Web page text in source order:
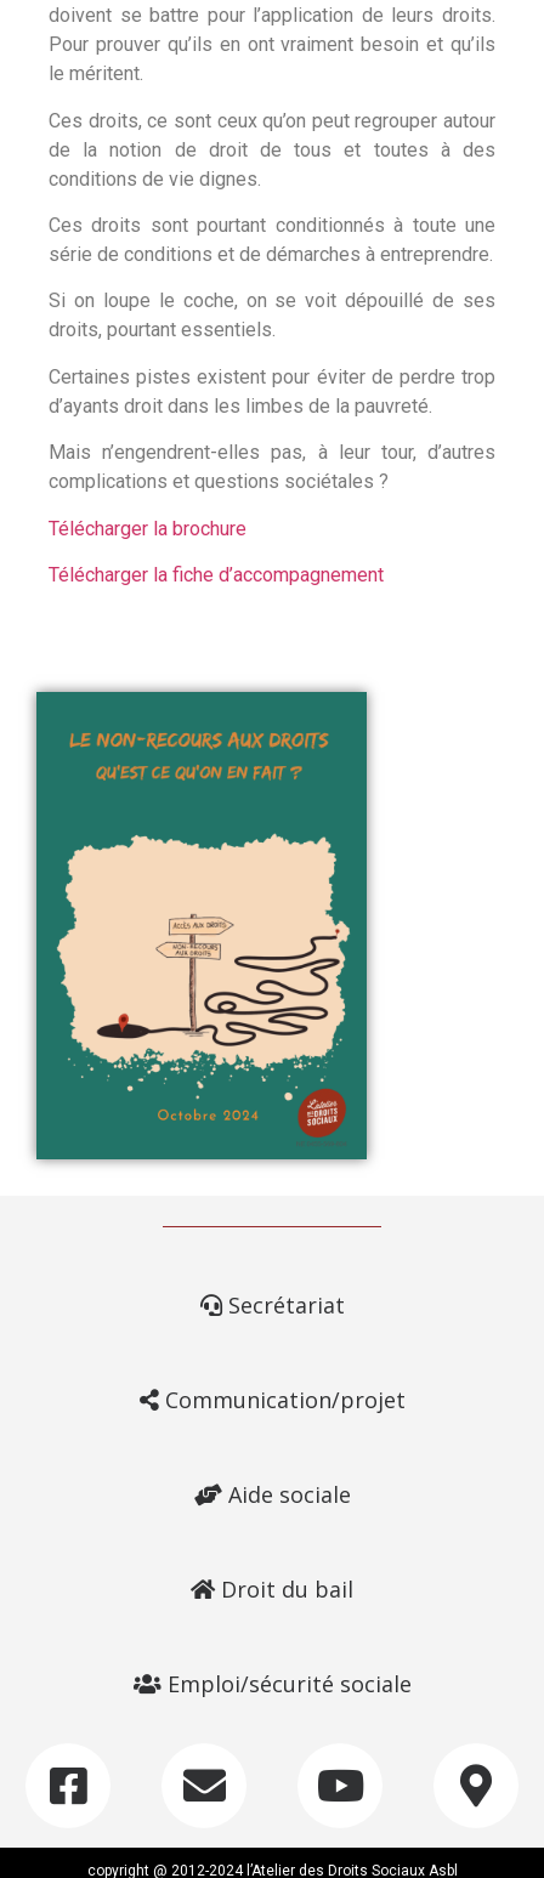
doivent se battre pour l’application de leurs droits.
Pour prouver qu’ils en ont vraiment besoin et qu’ils
le méritent.
Ces droits, ce sont ceux qu’on peut regrouper autour
de la notion de droit de tous et toutes à des
conditions de vie dignes.
Ces droits sont pourtant conditionnés à toute une
série de conditions et de démarches à entreprendre.
Si on loupe le coche, on se voit dépouillé de ses
droits, pourtant essentiels.
Certaines pistes existent pour éviter de perdre trop
d’ayants droit dans les limbes de la pauvreté.
Mais n’engendrent-elles pas, à leur tour, d’autres
complications et questions sociétales ?
Télécharger la brochure
Télécharger la fiche d’accompagnement
Secrétariat
Communication/projet
Aide sociale
Droit du bail
Emploi/sécurité sociale
copyright @ 2012-2024 l’Atelier des Droits Sociaux Asbl